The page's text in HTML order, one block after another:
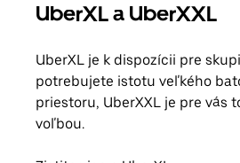
UberXL a UberXXL
UberXL je k dispozícii pre
potrebujete istotu veľkého
priestoru, UberXXL je pre vás
voľbou.